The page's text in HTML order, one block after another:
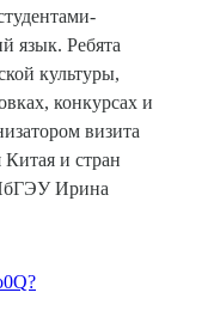
язык. Ребята
культуры,
конкурсах и
визита
и стран
Ирина